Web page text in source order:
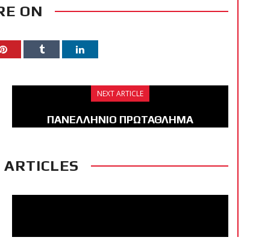
ON
NEXT ARTICLE
ΠΑΝΕΛΛΗΝΙΟ ΠΡΩΤΑΘΛΗΜΑ